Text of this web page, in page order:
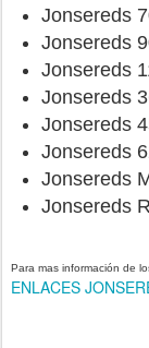
Jonsereds
Jonsereds
Jonsereds
Jonsereds
Jonsereds
Jonsereds
Jonsereds
Jonsereds
Para mas información de
ENLACES